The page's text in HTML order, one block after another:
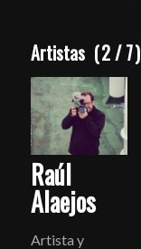
Artistas (2/7)
Raúl
Alaejos
Artista y